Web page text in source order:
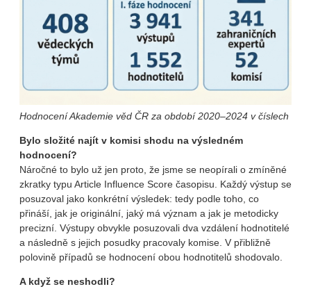
Hodnocení Akademie věd ČR za období 2020–2024 v číslech
Bylo složité najít v komisi shodu na výsledném
hodnocení?
Náročné to bylo už jen proto, že jsme se neopírali o zmíněné
zkratky typu Article Influence Score časopisu. Každý výstup se
posuzoval jako konkrétní výsledek: tedy podle toho, co
přináší, jak je originální, jaký má význam a jak je metodicky
precizní. Výstupy obvykle posuzovali dva vzdálení hodnotitelé
a následně s jejich posudky pracovaly komise. V přibližně
polovině případů se hodnocení obou hodnotitelů shodovalo.
A když se neshodli?